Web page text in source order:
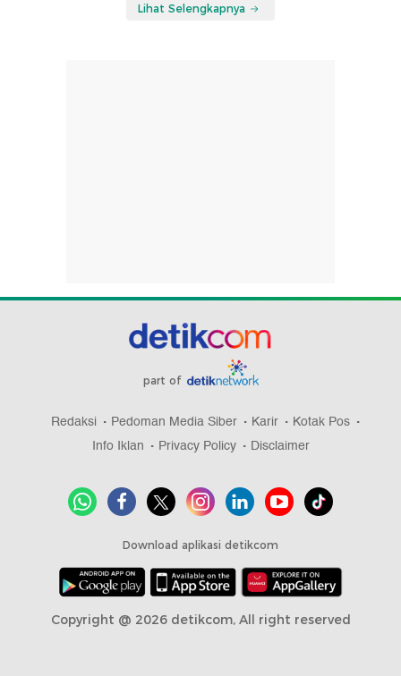
Lihat Selengkapnya
part of
Redaksi Pedoman Media Siber Karir
Kotak Pos
Info Iklan
Privacy Policy Disclaimer
Download aplikasi detikcom
Copyright @ 2026 detikcom, All right reserved